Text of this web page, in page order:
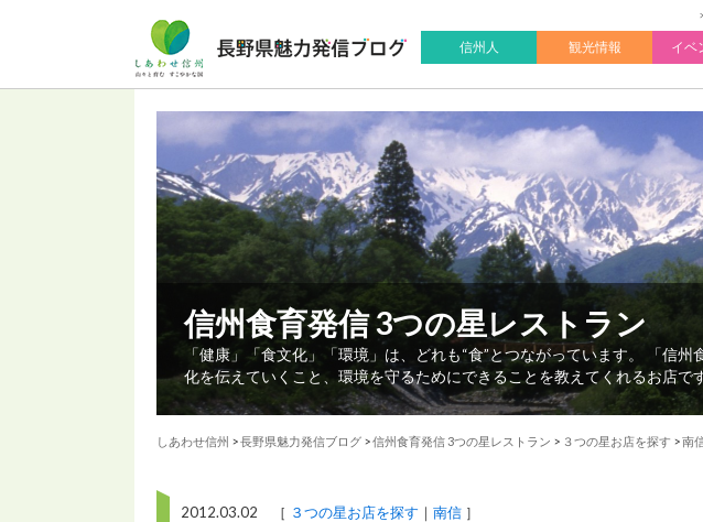
信州人
観光情報 イベ
信州食育発信 3つの星レストラン
「健康」「食文化」「環境」は、どれも“食”とつながっています。 「
化を伝えていくこと、環境を守るためにできることを教えてくれるお店で
しあわせ信州 >長野県魅力発信ブログ >信州食育発信 3つの星レストラン > ３つの星お店を探す >南
2012.03.02 ［ ３つの星お店を探す 南信 ］